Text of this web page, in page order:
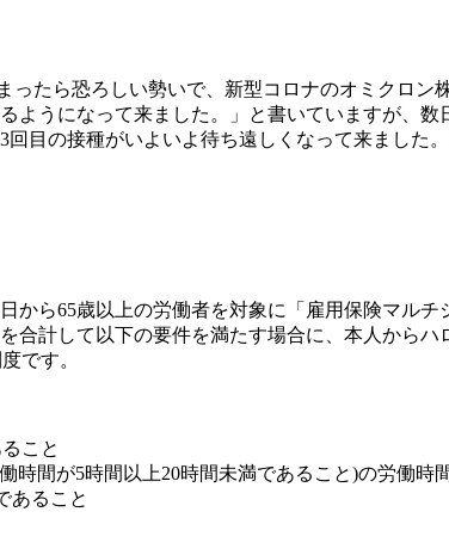
ったら恐ろしい勢いで、新型コロナのオミクロ
ようになって来ました。」と書いていますが、
目の接種がいよいよ待ち遠しくなって来ました
から65歳以上の労働者を対象に「雇用保険マル
合計して以下の要件を満たす場合に、本人から
です。
こと
時間が5時間以上20時間未満であること)の労働
あること